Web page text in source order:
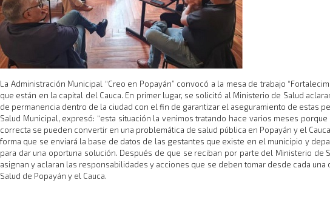
​La Administración Municipal “Creo en Popayán” convocó a la mesa de trabajo
que están en la capital del Cauca. En primer lugar, se solicitó al Ministerio de Salud
de permanencia dentro de la ciudad con el fin de garantizar el aseguramiento de estas
Salud Municipal, expresó: “esta situación la venimos tratando hace varios meses
correcta se pueden convertir en una problemática de salud pública en Popayán y el
forma que se enviará la base de datos de las gestantes que existe en el municipio y
para dar una oportuna solución. Después de que se reciban por parte del Ministerio
asignan y aclaran las responsabilidades y acciones que se deben tomar desde cada
Salud de Popayán y el Cauca.